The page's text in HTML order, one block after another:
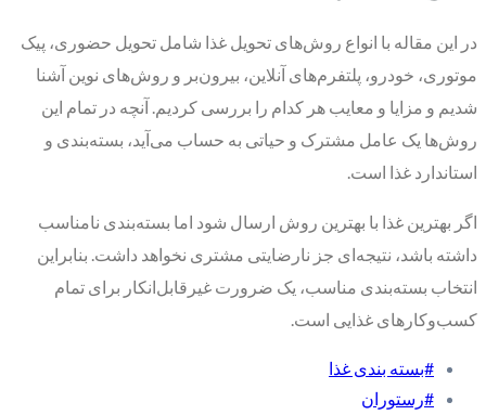
در این مقاله با انواع روش‌های تحویل غذا شامل تحویل حضوری، پیک
موتوری، خودرو، پلتفرم‌های آنلاین، بیرون‌بر و روش‌های نوین آشنا
شدیم و مزایا و معایب هر کدام را بررسی کردیم. آنچه در تمام این
روش‌ها یک عامل مشترک و حیاتی به حساب می‌آید، بسته‌بندی و
استاندارد غذا است.
اگر بهترین غذا با بهترین روش ارسال شود اما بسته‌بندی نامناسب
داشته باشد، نتیجه‌ای جز نارضایتی مشتری نخواهد داشت. بنابراین
انتخاب بسته‌بندی مناسب، یک ضرورت غیرقابل‌انکار برای تمام
کسب‌وکارهای غذایی است.
#بسته بندی غذا
#رستوران